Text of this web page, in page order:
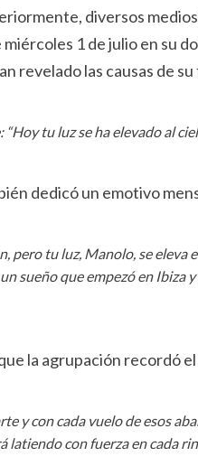
diversos
1 de julio en su
revelado las causas de
tu luz se ha elevado al
dedicó un emotivo
pero tu luz, Manolo, se eleva
sueño que empezó en Ibiza
la agrupación recordó
y con cada vuelo de esos
latiendo con fuerza en cada